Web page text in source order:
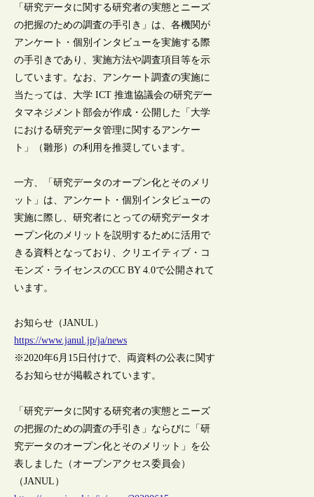
「研究データに関する研究者の実態とニーズ
の把握のための調査の手引き」は、各機関が
アンケート・個別インタビューを実施する際
の手引きであり、実施方法や調査項目等を示
しています。なお、アンケート調査の実施に
当たっては、大学 ICT 推進協議会の研究デー
タマネジメント部会が作成・公開した「大学
における研究データ管理に関するアンケー
ト」（雛形）の利用を推奨しています。
一方、「研究データのオープン化とそのメリ
ット」は、アンケート・個別インタビューの
実施に際し、研究者にとっての研究データオ
ープン化のメリットを説明するために活用で
きる資料となっており、クリエイティブ・コ
モンズ・ライセンスのCC BY 4.0で公開されて
います。
お知らせ（JANUL）
https://www.janul.jp/ja/news
※2020年6月15日付けで、両資料の公表に関す
るお知らせが掲載されています。
「研究データに関する研究者の実態とニーズ
の把握のための調査の手引き」ならびに「研
究データのオープン化とそのメリット」を公
表しました（オープンアクセス委員会）
（JANUL）